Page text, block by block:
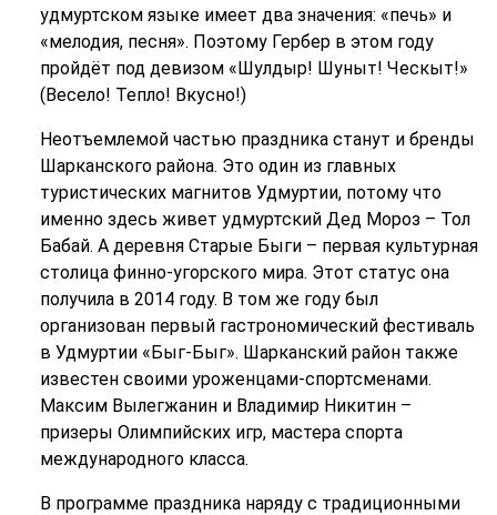
удмуртском языке имеет два значения: «печь» и
«мелодия, песня». Поэтому Гербер в этом году
пройдёт под девизом «Шулдыр! Шуныт! Ческыт!»
(Весело! Тепло! Вкусно!)
Неотъемлемой частью праздника станут и бренды
Шарканского района. Это один из главных
туристических магнитов Удмуртии, потому что
именно здесь живет удмуртский Дед Мороз – Тол
Бабай. А деревня Старые Быги – первая культурная
столица финно-угорского мира. Этот статус она
получила в 2014 году. В том же году был
организован первый гастрономический фестиваль
в Удмуртии «Быг-Быг». Шарканский район также
известен своими уроженцами-спортсменами.
Максим Вылегжанин и Владимир Никитин –
призеры Олимпийских игр, мастера спорта
международного класса.
В программе праздника наряду с традиционными